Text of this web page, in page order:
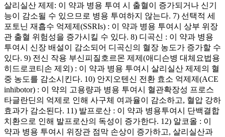
살리실산 제제: 이 약과 병용 투여 시 출혈이 증가되거나 신기
능이 감소될 수 있으므로 병용 투여하지 않는다. 7) 선택적 세
포토닌 재흡수 억제제(SSRIs) : 이 약과 병용 투여시 상부 위장
관 출혈 위험성을 증가시킬 수 있다. 8) 디곡신 : 이 약과 병용
투여시 신장 배설이 감소되어 디곡신의 혈장 농도가 증가할 수
있다. 9) 전신 작용 부신피질호르몬 제제(애디슨병 대체요법용
히드로코티손 제외) : 이 약과 병용 투여시 살리실산 제제의 혈
중 농도를 감소시킨다. 10) 안지오텐신 전환 효소 억제제(ACE
inhibotor) : 이 약의 고용량과 병용 투여시 혈관확장성 프로스
타글란딘의 억제로 인해 사구체 여과율이 감소하고, 혈압 강하
효과가 감소된다. 11) 발프로산 : 이 약과 병용투여시 단백결합
치환으로 인해 발프로산의 독성이 증가한다. 12) 알코올 : 이
약과 병용 투여시 위장관 점막 손상이 증가하고, 살리실산과